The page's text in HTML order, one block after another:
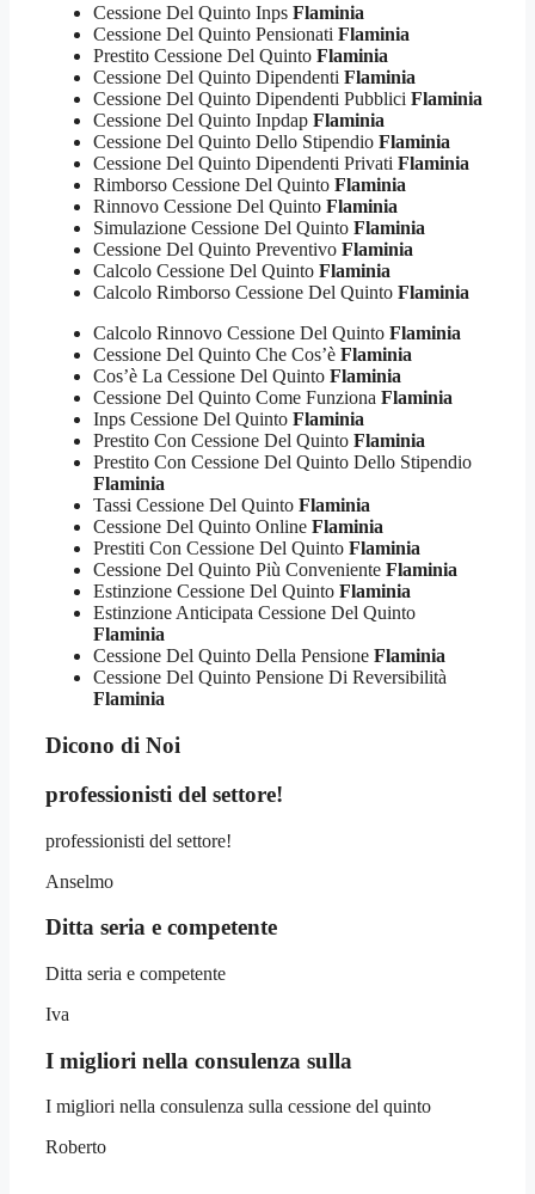
Cessione Del Quinto Inps Flaminia
Cessione Del Quinto Pensionati Flaminia
Prestito Cessione Del Quinto Flaminia
Cessione Del Quinto Dipendenti Flaminia
Cessione Del Quinto Dipendenti Pubblici Flaminia
Cessione Del Quinto Inpdap Flaminia
Cessione Del Quinto Dello Stipendio Flaminia
Cessione Del Quinto Dipendenti Privati Flaminia
Rimborso Cessione Del Quinto Flaminia
Rinnovo Cessione Del Quinto Flaminia
Simulazione Cessione Del Quinto Flaminia
Cessione Del Quinto Preventivo Flaminia
Calcolo Cessione Del Quinto Flaminia
Calcolo Rimborso Cessione Del Quinto Flaminia
Calcolo Rinnovo Cessione Del Quinto Flaminia
Cessione Del Quinto Che Cos’è Flaminia
Cos’è La Cessione Del Quinto Flaminia
Cessione Del Quinto Come Funziona Flaminia
Inps Cessione Del Quinto Flaminia
Prestito Con Cessione Del Quinto Flaminia
Prestito Con Cessione Del Quinto Dello Stipendio
Flaminia
Tassi Cessione Del Quinto Flaminia
Cessione Del Quinto Online Flaminia
Prestiti Con Cessione Del Quinto Flaminia
Cessione Del Quinto Più Conveniente Flaminia
Estinzione Cessione Del Quinto Flaminia
Estinzione Anticipata Cessione Del Quinto
Flaminia
Cessione Del Quinto Della Pensione Flaminia
Cessione Del Quinto Pensione Di Reversibilità
Flaminia
Dicono di Noi
professionisti del settore!
professionisti del settore!
Anselmo
Ditta seria e competente
Ditta seria e competente
Iva
I migliori nella consulenza sulla
I migliori nella consulenza sulla cessione del quinto
Roberto